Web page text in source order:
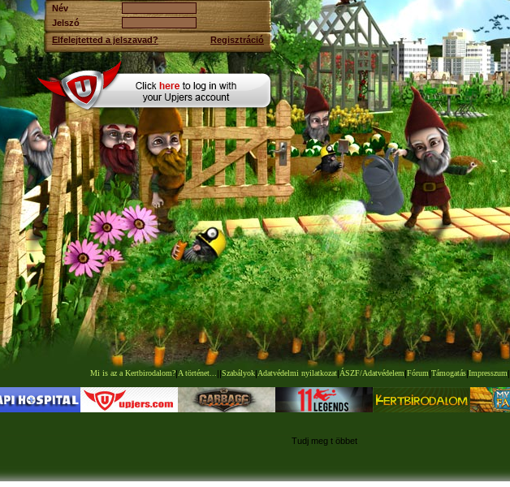
Név
Jelszó
Elfelejtetted a jelszavad?
Regisztráció
Tudj meg t öbbet
Mi is az a Kertbirodalom?|A történet... ||Szabályok|Adatvédelmi nyilatkozat|ÁSZF/Adatvédelem|Fórum|Támogatás|Impresszum|